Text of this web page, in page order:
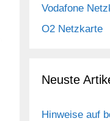
Vodafone
O2 Netzkarte
Neuste
Hinweise auf